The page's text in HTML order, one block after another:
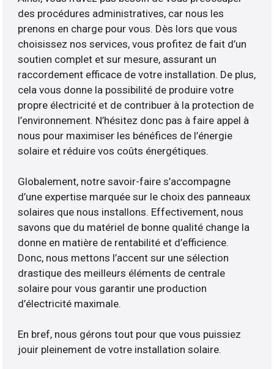
des procédures administratives, car nous les
prenons en charge pour vous. Dès lors que vous
choisissez nos services, vous profitez de fait d’un
soutien complet et sur mesure, assurant un
raccordement efficace de votre installation. De plus,
cela vous donne la possibilité de produire votre
propre électricité et de contribuer à la protection de
l’environnement. N’hésitez donc pas à faire appel à
nous pour maximiser les bénéfices de l’énergie
solaire et réduire vos coûts énergétiques.
Globalement, notre savoir-faire s’accompagne
d’une expertise marquée sur le choix des panneaux
solaires que nous installons. Effectivement, nous
savons que du matériel de bonne qualité change la
donne en matière de rentabilité et d’efficience.
Donc, nous mettons l’accent sur une sélection
drastique des meilleurs éléments de centrale
solaire pour vous garantir une production
d’électricité maximale.
En bref, nous gérons tout pour que vous puissiez
jouir pleinement de votre installation solaire.